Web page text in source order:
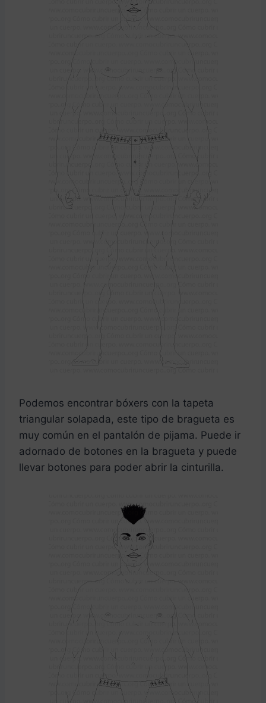
Podemos encontrar bóxers con la tapeta
triangular solapada, este tipo de bragueta es
muy común en el pantalón de pijama. Puede ir
adornado de botones en la bragueta y puede
llevar botones para poder abrir la cinturilla.